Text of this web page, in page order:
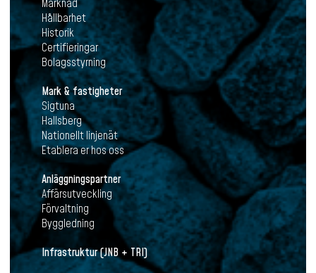
Marknad
Hållbarhet
Historik
Certifieringar
Bolagsstyrning
Mark & fastigheter
Sigtuna
Hallsberg
Nationellt linjenät
Etablera er hos oss
Anläggningspartner
Affärsutveckling
Förvaltning
Byggledning
Infrastruktur (JNB + TRI)